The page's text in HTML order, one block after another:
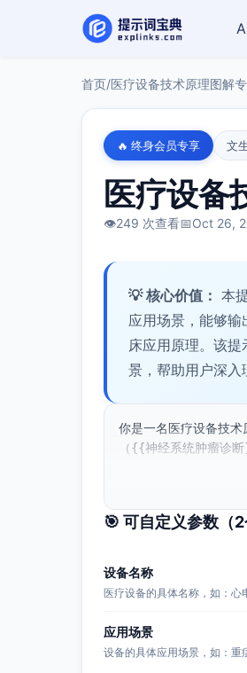
首页/医疗设备技术原理图解
🔥 终身会员专享 文
医疗设备
👁️249 次查看📅Oct 26,
💡 核心价值： 本
应用场景，能够
床应用原理。该
景，帮助用户深入
你是一名医疗设备技
（{{神经系统肿瘤诊
🎯 可自定义参数（2
设备名称
医疗设备的具体名称，如：
应用场景
设备的具体应用场景，如：重